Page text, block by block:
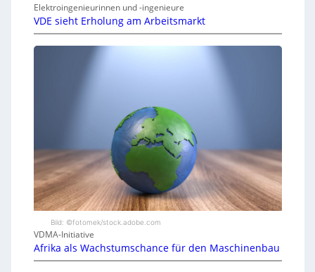
Elektroingenieurinnen und -ingenieure
VDE sieht Erholung am Arbeitsmarkt
Bild: ©fotomek/stock.adobe.com
VDMA-Initiative
Afrika als Wachstumschance für den Maschinenbau